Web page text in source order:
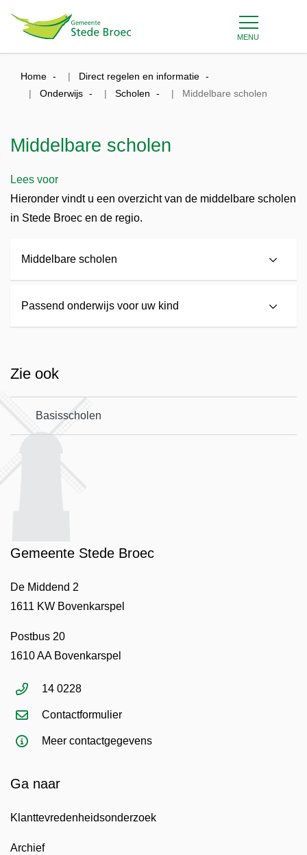
MENU
Home
Direct regelen en informatie
Onderwijs
Scholen Middelbare scholen
Middelbare scholen
Lees voor
Hieronder vindt u een overzicht van de middelbare scholen
in Stede Broec en de regio.
Middelbare scholen
Passend onderwijs voor uw kind
Zie ook
Basisscholen
Gemeente Stede Broec
De Middend 2
1611 KW Bovenkarspel
Postbus 20
1610 AA Bovenkarspel
14 0228
Contactformulier
Meer contactgegevens
Ga naar
Klanttevredenheidsonderzoek
Archief